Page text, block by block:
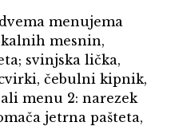
menujema
mesnin,
svinjska lička,
čebulni kipnik,
menu 2: narezek
jetrna pašteta,